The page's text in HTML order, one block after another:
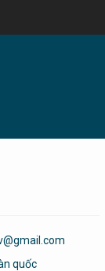
quốc